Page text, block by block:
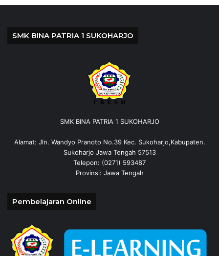
SMK BINA PATRIA 1 SUKOHARJO
SMK BINA PATRIA 1 SUKOHARJO
Alamat: Jln. Wandyo Pranoto No.39 Kec. Sukoharjo,Kabupaten.
Sukoharjo Jawa Tengah 57513
Telepon: (0271) 593487
Provinsi: Jawa Tengah
Pembelajaran Online